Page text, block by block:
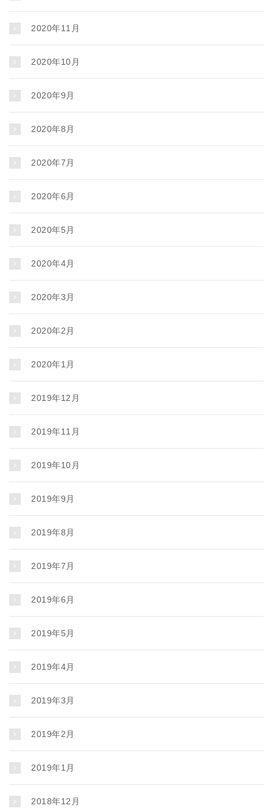
2020年11月
2020年10月
2020年9月
2020年8月
2020年7月
2020年6月
2020年5月
2020年4月
2020年3月
2020年2月
2020年1月
2019年12月
2019年11月
2019年10月
2019年9月
2019年8月
2019年7月
2019年6月
2019年5月
2019年4月
2019年3月
2019年2月
2019年1月
2018年12月